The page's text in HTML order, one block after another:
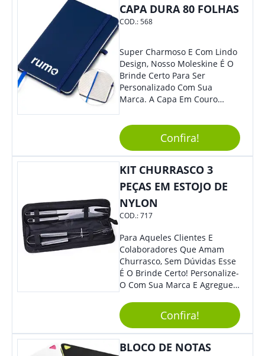
CAPA DURA 80 FOLHAS
COD.:568
Super Charmoso E Com Lindo
Design, Nosso Moleskine É O
Brinde Certo Para Ser
Personalizado Com Sua
Marca. A Capa Em Couro
Elástico Permite Maior
Segurança Ao Carregá-Lo.
Ofereça A Seus Clientes E
Colaboradores, Sem Dúvidas
Eles Irão Adorar.
Confira!
KIT CHURRASCO 3
PEÇAS EM ESTOJO DE
NYLON
COD.:717
Para Aqueles Clientes E
Colaboradores Que Amam
Churrasco, Sem Dúvidas Esse
É O Brinde Certo! Personalize-
O Com Sua Marca E Agregue
É Composto Por 3 Peças Para
O Auxílio No Preparo De
Carnes, Em Um Lindo Estojo. É
A Garantia De Sucesso Para
Confira!
BLOCO DE NOTAS